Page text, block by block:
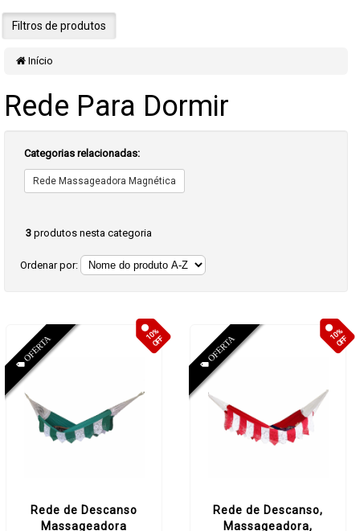
Filtros de produtos
Início
Rede Para Dormir
Categorias relacionadas:
Rede Massageadora Magnética
3 produtos nesta categoria
Ordenar por:
Rede de Descanso
Massageadora
10%OFF
Rede de Descanso,
Massageadora,
10%OFF